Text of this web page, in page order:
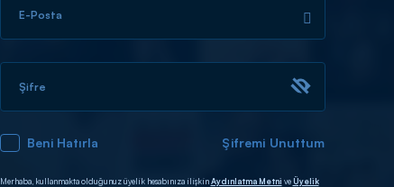
E-Posta
Şifre
Beni Hatırla Şifremi Unuttum
Merhaba, kullanmakta olduğunuz üyelik hesabınıza ilişkinAydınlatma Metni veÜyelik